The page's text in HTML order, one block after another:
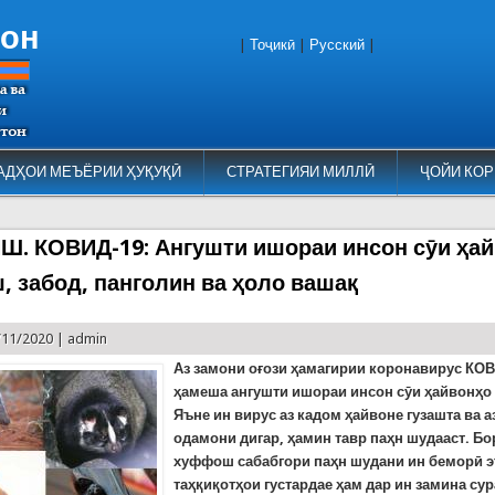
МЕЪЁРИИ ҲУҚУҚӢ СТРАТЕГИЯИ МИЛЛӢ ҶОЙИ
Тоҷикӣ Русский
КОВИД-19: Ангушти ишораи инсон сӯи
панголин ва ҳоло вашақ
2020 | admin
Аз замони оғози ҳамагирии коронавирус
ҳамеша ангушти ишораи инсон сӯи ҳайвонҳо
Яъне ин вирус аз кадом ҳайвоне гузашта ва
одамони дигар, ҳамин тавр паҳн шудааст.
хуффош сабабгори паҳн шудани ин беморӣ
таҳқиқотҳои густардае ҳам дар ин замина